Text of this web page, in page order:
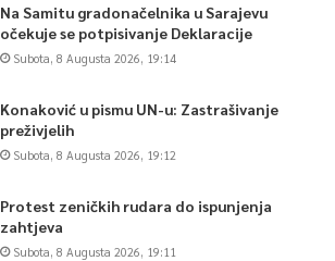
Na Samitu gradonačelnika u Sarajevu
očekuje se potpisivanje Deklaracije
Subota, 8 Augusta 2026, 19:14
Konaković u pismu UN-u: Zastrašivanje
preživjelih
Subota, 8 Augusta 2026, 19:12
Protest zeničkih rudara do ispunjenja
zahtjeva
Subota, 8 Augusta 2026, 19:11